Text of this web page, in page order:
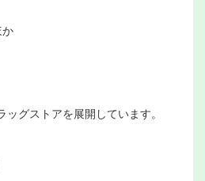
か
グストアを展開しています。